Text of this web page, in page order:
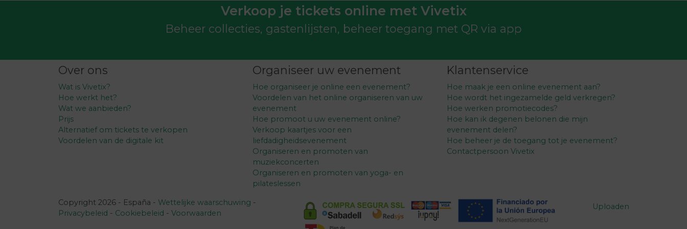
Verkoop je tickets online met Vivetix
Beheer collecties, gastenlijsten, beheer toegang met QR via app
Over ons
Wat is Vivetix?
Hoe werkt het?
Wat we aanbieden?
Prijs
Alternatief om tickets te verkopen
Voordelen van de digitale kit
Organiseer uw evenement
Hoe organiseer je online een evenement?
Voordelen van het online organiseren van uw
evenement
Hoe promoot u uw evenement online?
Verkoop kaartjes voor een
liefdadigheidsevenement
Organiseren en promoten van
muziekconcerten
Organiseren en promoten van yoga- en
pilateslessen
Klantenservice
Hoe maak je een online evenement aan?
Hoe wordt het ingezamelde geld verkregen?
Hoe werken promotiecodes?
Hoe kan ik degenen belonen die mijn
evenement delen?
Hoe beheer je de toegang tot je evenement?
Contactpersoon Vivetix
Copyright 2026 - España - Wettelijke waarschuwing -
Privacybeleid - Cookiebeleid - Voorwaarden
Uploaden